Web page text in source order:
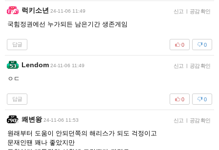
럭키소년 24-11-06 11:49 신고 공감 확인
국힘정권에선 누가되든 남은기간 생존게임
답글 0
0
Lendom 24-11-06 11:49 신고 공감 확인
ㅇㄷ
답글 0
0
쾌변왕 24-11-06 11:53 신고 공감 확인
원래부터 도움이 안되던쪽의 해리스가 되도 걱정이고
문재인땐 꽤나 좋았지만